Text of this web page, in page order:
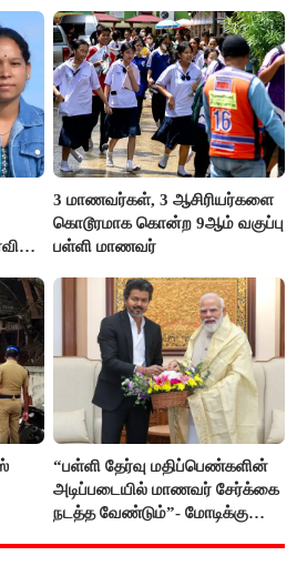
3 மாணவர்கள், 3 ஆசிரியர்களை
கொடூரமாக கொன்ற 9ஆம் வகுப்பு
பள்ளி மாணவர்
“பள்ளி தேர்வு மதிப்பெண்களின்
அடிப்படையில் மாணவர் சேர்க்கை
நடத்த வேண்டும்”- மோடிக்கு